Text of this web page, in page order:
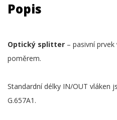
Popis
Optický splitter – pasivní
poměrem.
Standardní délky IN/OUT vláken
G.657A1.